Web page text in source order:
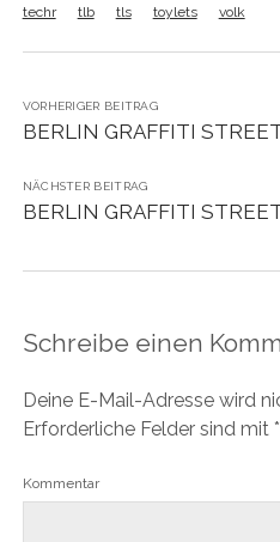
techr
tlb tls toylets volk
VORHERIGER BEITRAG
BERLIN GRAFFITI
NÄCHSTER BEITRAG
BERLIN GRAFFITI
Schreibe einen
Deine E-Mail-Adresse wird
Erforderliche Felder sind mit *
Kommentar